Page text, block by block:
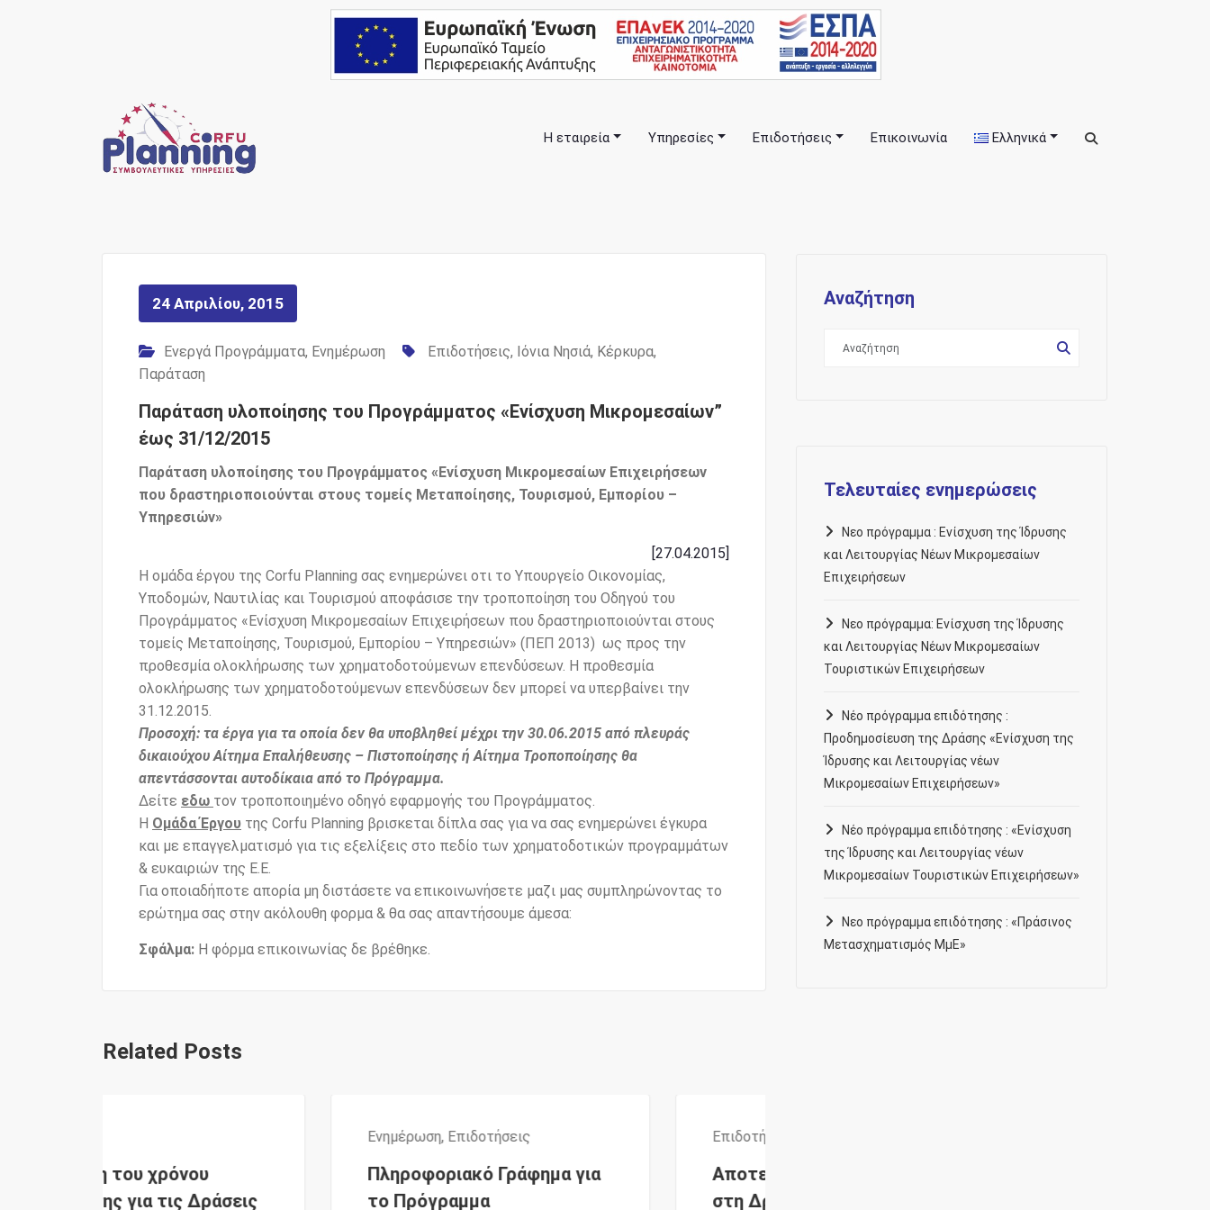
Ένας Σύμβουλος, δίπλα σας… ΕΣΠΑ Κέρκυρα, Σύμβουλοι Επιχειρήσεων, Επιδοτήσεις
Η εταιρεία Υπηρεσίες Επιδοτήσεις Επικοινωνία Ελληνικά
24 Απριλίου, 2015
Ενεργά Προγράμματα, Ενημέρωση Επιδοτήσεις, Ιόνια Νησιά, Κέρκυρα,
Παράταση
Παράταση υλοποίησης του Προγράμματος «Ενίσχυση Μικρομεσαίων”
έως 31/12/2015
Παράταση υλοποίησης του Προγράμματος «Ενίσχυση Μικρομεσαίων Επιχειρήσεων
που δραστηριοποιούνται στους τομείς Μεταποίησης, Τουρισμού, Εμπορίου –
Υπηρεσιών»
[27.04.2015]
Η ομάδα έργου της Corfu Planning σας ενημερώνει οτι το Υπουργείο Οικονομίας,
Υποδομών, Ναυτιλίας και Τουρισμού αποφάσισε την τροποποίηση του Οδηγού του
Προγράμματος «Ενίσχυση Μικρομεσαίων Επιχειρήσεων που δραστηριοποιούνται στους
τομείς Μεταποίησης, Τουρισμού, Εμπορίου – Υπηρεσιών» (ΠΕΠ 2013) ως προς την
προθεσμία ολοκλήρωσης των χρηματοδοτούμενων επενδύσεων. Η προθεσμία
ολοκλήρωσης των χρηματοδοτούμενων επενδύσεων δεν μπορεί να υπερβαίνει την
31.12.2015.
Προσοχή: τα έργα για τα οποία δεν θα υποβληθεί μέχρι την 30.06.2015 από πλευράς
δικαιούχου Αίτημα Επαλήθευσης – Πιστοποίησης ή Αίτημα Τροποποίησης θα
απεντάσσονται αυτοδίκαια από το Πρόγραμμα.
Δείτε εδω τον τροποποιημένο οδηγό εφαρμογής του Προγράμματος.
Η Ομάδα Έργου της Corfu Planning βρισκεται δίπλα σας για να σας ενημερώνει έγκυρα
και με επαγγελματισμό για τις εξελίξεις στο πεδίο των χρηματοδοτικών προγραμμάτων
& ευκαιριών της Ε.Ε.
Για οποιαδήποτε απορία μη διστάσετε να επικοινωνήσετε μαζι μας συμπληρώνοντας το
ερώτημα σας στην ακόλουθη φορμα & θα σας απαντήσουμε άμεσα:
Σφάλμα: Η φόρμα επικοινωνίας δε βρέθηκε.
Related Posts
Πληροφοριακό Γράφημα για
το Πρόγραμμα
Αποτελέσματα αιτήσεων
στη Δράση «Ενίσχυση ΜΜΕ
Αναζήτηση
Τελευταίες ενημερώσεις
Νεο πρόγραμμα : Ενίσχυση της Ίδρυσης
και Λειτουργίας Νέων Μικρομεσαίων
Επιχειρήσεων
Νεο πρόγραμμα: Ενίσχυση της Ίδρυσης
και Λειτουργίας Νέων Μικρομεσαίων
Τουριστικών Επιχειρήσεων
Νέο πρόγραμμα επιδότησης :
Προδημοσίευση της Δράσης «Ενίσχυση της
Ίδρυσης και Λειτουργίας νέων
Μικρομεσαίων Επιχειρήσεων»
Νέο πρόγραμμα επιδότησης : «Ενίσχυση
της Ίδρυσης και Λειτουργίας νέων
Μικρομεσαίων Τουριστικών Επιχειρήσεων»
Νεο πρόγραμμα επιδότησης : «Πράσινος
Μετασχηματισμός ΜμΕ»